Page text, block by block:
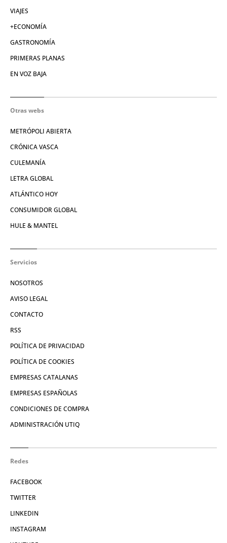
VIAJES
+ECONOMÍA
GASTRONOMÍA
PRIMERAS PLANAS
EN VOZ BAJA
Otras webs
METRÓPOLI ABIERTA
CRÓNICA VASCA
CULEMANÍA
LETRA GLOBAL
ATLÁNTICO HOY
CONSUMIDOR GLOBAL
HULE & MANTEL
Servicios
NOSOTROS
AVISO LEGAL
CONTACTO
RSS
POLÍTICA DE PRIVACIDAD
POLÍTICA DE COOKIES
EMPRESAS CATALANAS
EMPRESAS ESPAÑOLAS
CONDICIONES DE COMPRA
ADMINISTRACIÓN UTIQ
Redes
FACEBOOK
TWITTER
LINKEDIN
INSTAGRAM